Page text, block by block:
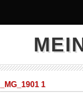
_MG_1901 1